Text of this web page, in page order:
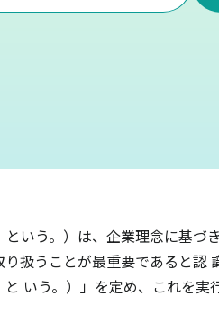
いう。）は、企業理念に基
扱うことが最重要であると認
いう。）」を定め、これを